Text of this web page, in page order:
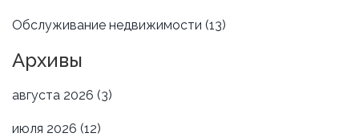
Обслуживание недвижимости (13)
Архивы
августа 2026 (3)
июля 2026 (12)